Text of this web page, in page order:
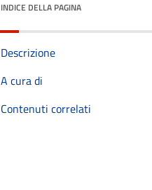
INDICE DELLA PAGINA
Descrizione
A cura di
Contenuti correlati